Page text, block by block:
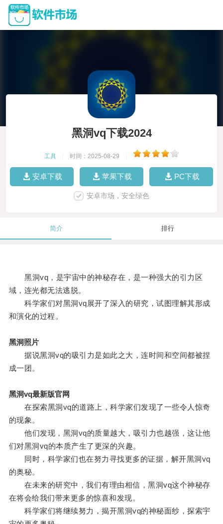
黑洞vq下载2024
工具 时间：2025-08-29
安卓下载 苹果下载 PC下载
安卓市场，安全绿色
简介 排行
黑洞vq，是宇宙中的神秘存在，是一种强大的引力区
域，连光都无法逃脱。
科学家们对黑洞vq展开了深入的研究，试图理解其形成
和演化的过程。
黑洞照片
据说黑洞vq的吸引力是如此之大，连时间和空间都被捏
成一团。
黑洞vq最新版官网
在探索黑洞vq的道路上，科学家们发现了一些令人惊奇
的现象。
他们发现，黑洞vq的质量越大，吸引力也越强，这让他
们对黑洞vq的本质产生了更深的兴趣。
同时，科学家们也在努力寻找更多的证据，解开黑洞vq
的奥秘。
在未来的研究中，我们有理由相信，黑洞vq这个神秘存
在将会给我们带来更多的惊喜和发现。
科学家们将继续努力，揭开黑洞vq的神秘面纱，探索宇